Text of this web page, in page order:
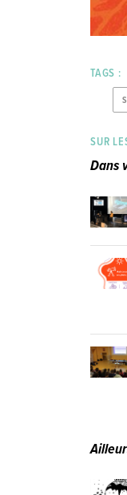
TAGS :
SUR
Dans